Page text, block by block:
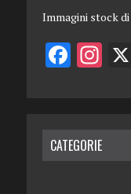
Immagini stock di
CATEGORIE